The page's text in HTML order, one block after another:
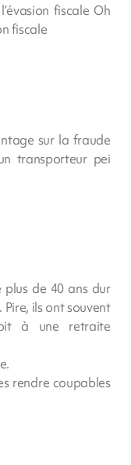
fiscale Oh
fiscale
sur la fraude
transporteur pei
plus de 40 ans dur
ils ont souvent
à une retraite
rendre coupables